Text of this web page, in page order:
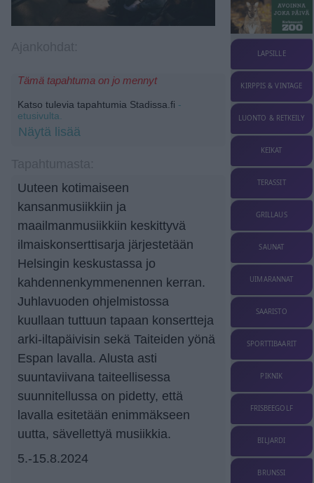
Tämä tapahtuma on jo mennyt
Katso tulevia tapahtumia Stadissa.fi -
etusivulta.
Näytä lisää
Uuteen kotimaiseen
kansanmusiikkiin ja
maailmanmusiikkiin keskittyvä
ilmaiskonserttisarja järjestetään
Helsingin keskustassa jo
kahdennenkymmenennen kerran.
Juhlavuoden ohjelmistossa
kuullaan tuttuun tapaan konsertteja
arki-iltapäivisin sekä Taiteiden yönä
Espan lavalla. Alusta asti
suuntaviivana taiteellisessa
suunnitellussa on pidetty, että
lavalla esitetään enimmäkseen
uutta, sävellettyä musiikkia.
5.-15.8.2024
LAPSILLE
KIRPPIS & VINTAGE
LUONTO & RETKEILY
KEIKAT
TERASSIT
GRILLAUS
SAUNAT
UIMARANNAT
SAARISTO
SPORTTIBAARIT
PIKNIK
FRISBEEGOLF
BILJARDI
BRUNSSI